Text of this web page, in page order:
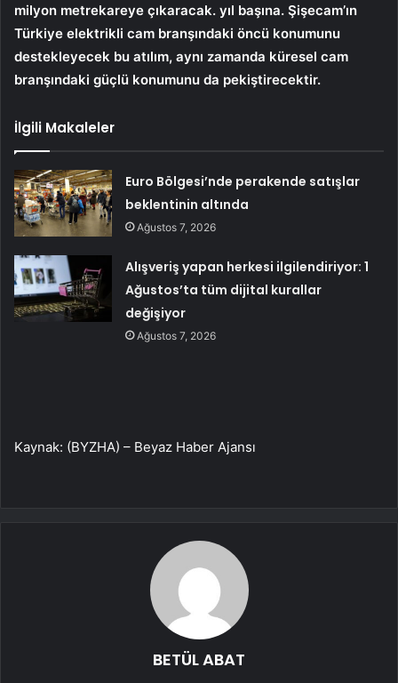
milyon metrekareye çıkaracak. yıl başına. Şişecam’ın
Türkiye elektrikli cam branşındaki öncü konumunu
destekleyecek bu atılım, aynı zamanda küresel cam
branşındaki güçlü konumunu da pekiştirecektir.
İlgili Makaleler
Euro Bölgesi’nde perakende satışlar
beklentinin altında
Ağustos 7, 2026
Alışveriş yapan herkesi ilgilendiriyor: 1
Ağustos’ta tüm dijital kurallar
değişiyor
Ağustos 7, 2026
Kaynak: (BYZHA) – Beyaz Haber Ajansı
BETÜL ABAT